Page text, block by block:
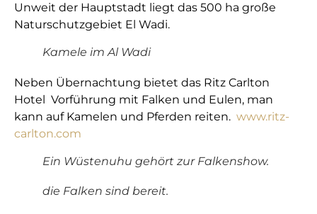
Unweit der Hauptstadt liegt das 500 ha große
Naturschutzgebiet El Wadi.
Kamele im Al Wadi
Neben Übernachtung bietet das Ritz Carlton
Hotel Vorführung mit Falken und Eulen, man
kann auf Kamelen und Pferden reiten. www.ritz-
carlton.com
Ein Wüstenuhu gehört zur Falkenshow.
die Falken sind bereit.